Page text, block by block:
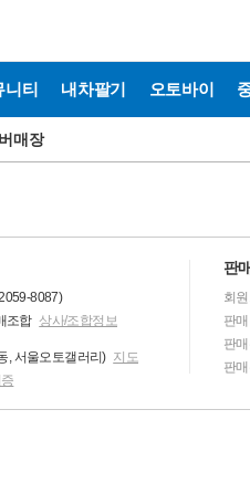
니티 내차팔기 오토바이
매장
8087)
조합 상사/조합정보
, 서울오토갤러리) 지도
판
회
판
판
판